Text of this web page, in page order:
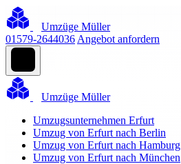
Umzüge Müller
01579-2644036 Angebot anfordern
Umzüge Müller
Umzugsunternehmen Erfurt
Umzug von Erfurt nach Berlin
Umzug von Erfurt nach Hamburg
Umzug von Erfurt nach München